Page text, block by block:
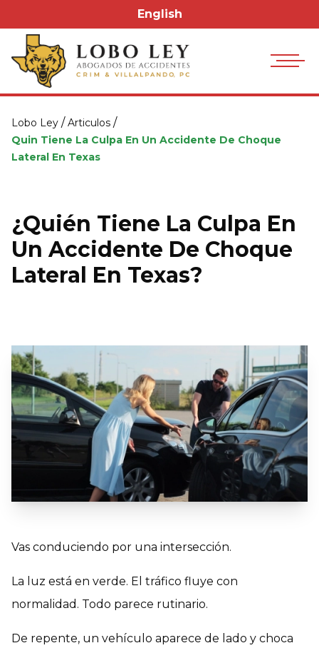
English
Lobo Ley / Articulos /
Quin Tiene La Culpa En Un Accidente De Choque
Lateral En Texas
¿Quién Tiene La Culpa En
Un Accidente De Choque
Lateral En Texas?
Vas conduciendo por una intersección.
La luz está en verde. El tráfico fluye con
normalidad. Todo parece rutinario.
De repente, un vehículo aparece de lado y choca